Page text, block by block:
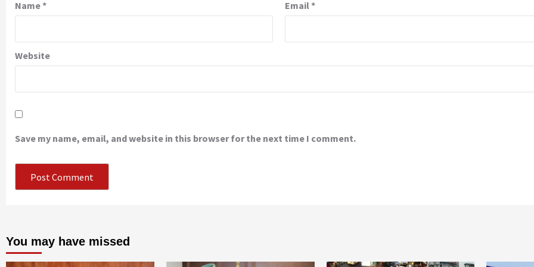
Name* Email*
Website
Save my name, email, and website in this browser for the next time I comment.
You may have missed